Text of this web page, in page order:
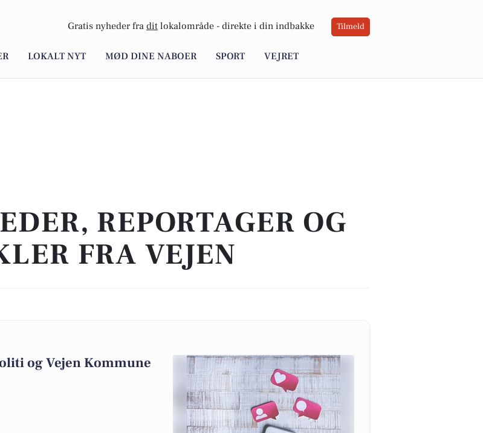
Gratis nyheder fra dit lokalområde - direkte i din indbakke Tilmeld
LOKALT NYT MØD DINE NABOER SPORT VEJRET
REPORTAGER OG
FRA VEJEN
og Vejen Kommune